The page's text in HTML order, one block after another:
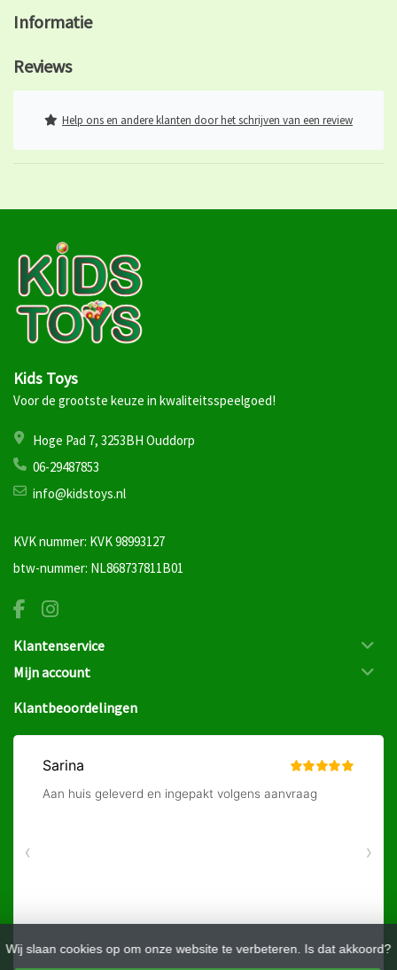
Wij slaan cookies op om onze website te verbeteren. Is dat akkoord?
Informatie
Reviews
Help ons en andere klanten door het schrijven van een review
Kids Toys
Voor de grootste keuze in kwaliteitsspeelgoed!
Hoge Pad 7, 3253BH Ouddorp
06-29487853
info@kidstoys.nl
KVK nummer: KVK 98993127
btw-nummer: NL868737811B01
Klantenservice
Mijn account
Klantbeoordelingen